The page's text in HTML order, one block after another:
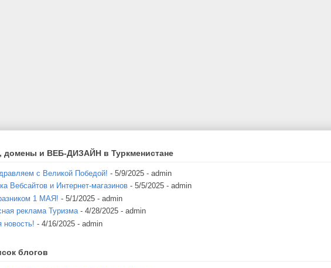
домены и ВЕБ-ДИЗАЙН в Туркменистане
с Великой Победой! - 5/9/2025 - admin
Вебсайтов и Интернет-магазинов - 5/5/2025 - admin
1 МАЯ! - 5/1/2025 - admin
реклама Туризма- 4/28/2025 - admin
новость! - 4/16/2025 - admin
блогов